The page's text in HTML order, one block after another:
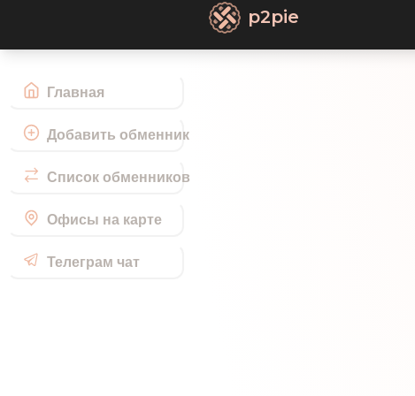
Главная
Добавить обменник
Список обменников
Офисы на карте
Телеграм чат
p2pie